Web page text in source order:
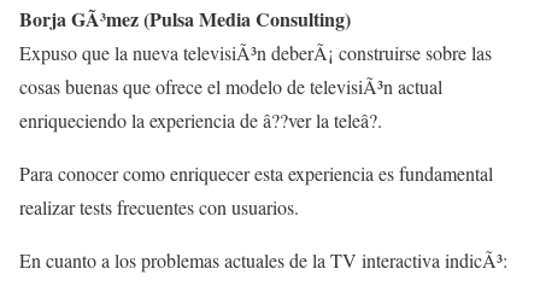
Borja GÃ³mez (Pulsa Media Consulting)
Expuso que la nueva televisiÃ³n deberÃ¡ construirse sobre las
cosas buenas que ofrece el modelo de televisiÃ³n actual
enriqueciendo la experiencia de â??ver la teleâ?.
Para conocer como enriquecer esta experiencia es fundamental
realizar tests frecuentes con usuarios.
En cuanto a los problemas actuales de la TV interactiva indicÃ³: